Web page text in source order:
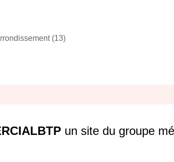
(13)
un site du groupe